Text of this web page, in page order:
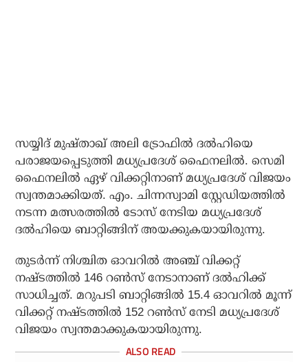
സയ്യിദ് മുഷ്താഖ് അലി ട്രോഫില്‍ ദല്‍ഹിയെ
പരാജയപ്പെടുത്തി മധ്യപ്രദേശ് ഫൈനലില്‍. സെമി
ഫൈനലില്‍ ഏഴ് വിക്കറ്റിനാണ് മധ്യപ്രദേശ് വിജയം
സ്വന്തമാക്കിയത്. എം. ചിന്നസ്വാമി സ്റ്റേഡിയത്തില്‍
നടന്ന മത്സരത്തില്‍ ടോസ് നേടിയ മധ്യപ്രദേശ്
ദല്‍ഹിയെ ബാറ്റിങ്ങിന് അയക്കുകയായിരുന്നു.
തുടര്‍ന്ന് നിശ്ചിത ഓവറില്‍ അഞ്ച് വിക്കറ്റ്
നഷ്ടത്തില്‍ 146 റണ്‍സ് നേടാനാണ് ദല്‍ഹിക്ക്
സാധിച്ചത്. മറുപടി ബാറ്റിങ്ങില്‍ 15.4 ഓവറില്‍ മൂന്ന്
വിക്കറ്റ് നഷ്ടത്തില്‍ 152 റണ്‍സ് നേടി മധ്യപ്രദേശ്
വിജയം സ്വന്തമാക്കുകയായിരുന്നു.